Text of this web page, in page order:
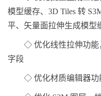
模型缓存、3D Tiles 转
平、矢量面拉伸生成模型
◇ 优化线性拉伸功能
字段
◇ 优化材质编辑器功